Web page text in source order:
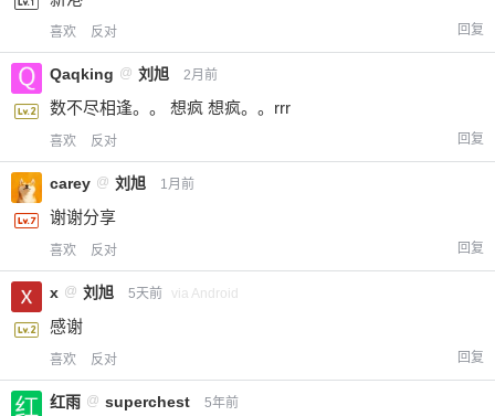
喜欢 反对 回复
Qaqking @ 刘旭 2月前
数不尽相逢。。 想疯 想疯。。rrr
喜欢 反对 回复
carey @ 刘旭 1月前
谢谢分享
喜欢 反对 回复
x @ 刘旭 5天前 via Android
感谢
喜欢 反对 回复
红雨 @ superchest 5年前